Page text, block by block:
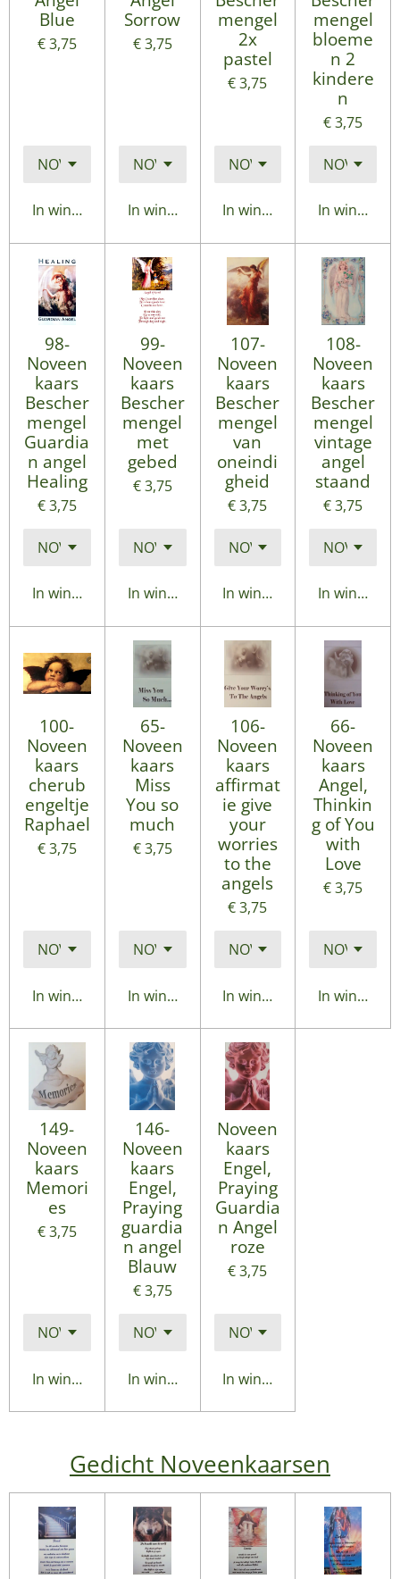
Blue
€ 3,75
In winkelwagen
Sorrow
€ 3,75
In winkelwagen
mengel
2x
pastel
€ 3,75
In winkelwagen
mengel
bloeme
n 2
kindere
n
€ 3,75
In
98-
Noveen
kaars
Bescher
mengel
Guardia
n angel
Healing
€ 3,75
In winkelwagen
99-
Noveen
kaars
Bescher
mengel
met
gebed
€ 3,75
In winkelwagen
107-
Noveen
kaars
Bescher
mengel
van
oneindi
gheid
€ 3,75
In winkelwagen
108-
Noveen
kaars
Bescher
mengel
vintage
angel
staand
€ 3,75
In
100-
Noveen
kaars
cherub
engeltje
Raphael
€ 3,75
In winkelwagen
65-
Noveen
kaars
Miss
You so
much
€ 3,75
In winkelwagen
106-
Noveen
kaars
affirmat
ie give
your
worries
to the
angels
€ 3,75
In winkelwagen
66-
Noveen
kaars
Angel,
Thinkin
g of You
with
Love
€ 3,75
In
149-
Noveen
kaars
Memori
es
€ 3,75
In winkelwagen
146-
Noveen
kaars
Engel,
Praying
guardia
n angel
Blauw
€ 3,75
In winkelwagen
Noveen
kaars
Engel,
Praying
Guardia
n Angel
roze
€ 3,75
In winkelwagen
Gedicht Noveenkaarsen